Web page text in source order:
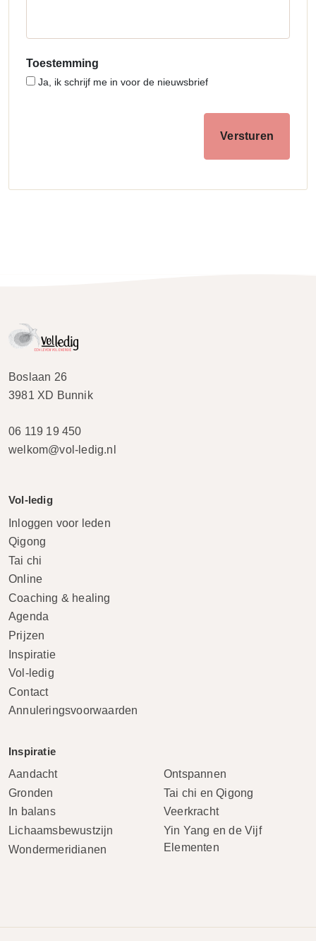
Toestemming
Ja, ik schrijf me in voor de nieuwsbrief
Boslaan 26
3981 XD Bunnik
06 119 19 450
welkom@vol-ledig.nl
Vol-ledig
Inloggen voor leden
Qigong
Tai chi
Online
Coaching & healing
Agenda
Prijzen
Inspiratie
Vol-ledig
Contact
Annuleringsvoorwaarden
Inspiratie
Aandacht
Gronden
In balans
Lichaamsbewustzijn
Wondermeridianen
Ontspannen
Tai chi en Qigong
Veerkracht
Yin Yang en de Vijf
Elementen